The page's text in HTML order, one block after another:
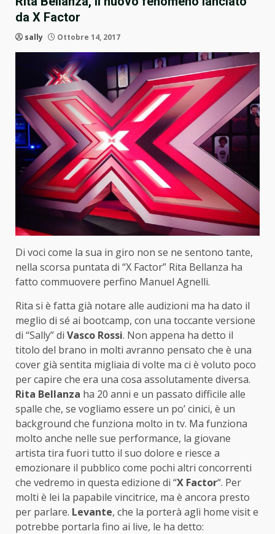
da X Factor
sally Ottobre 14, 2017
Di voci come la sua in giro non se ne sentono tante,
nella scorsa puntata di “X Factor” Rita Bellanza ha
fatto commuovere perfino Manuel Agnelli.
Rita si è fatta già notare alle audizioni ma ha dato il
meglio di sé ai bootcamp, con una toccante versione
di “Sally” di Vasco Rossi. Non appena ha detto il
titolo del brano in molti avranno pensato che è una
cover già sentita migliaia di volte ma ci è voluto poco
per capire che era una cosa assolutamente diversa.
Rita Bellanza ha 20 anni e un passato difficile alle
spalle che, se vogliamo essere un po’ cinici, è un
background che funziona molto in tv. Ma funziona
molto anche nelle sue performance, la giovane
artista tira fuori tutto il suo dolore e riesce a
emozionare il pubblico come pochi altri concorrenti
che vedremo in questa edizione di “X Factor“. Per
molti è lei la papabile vincitrice, ma è ancora presto
per parlare. Levante, che la porterà agli home visit e
potrebbe portarla fino ai live, le ha detto: